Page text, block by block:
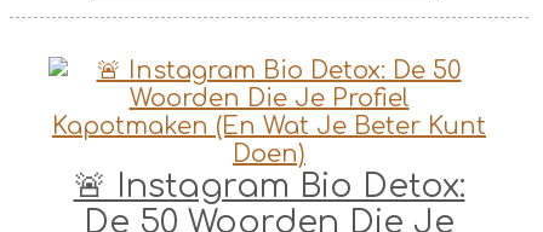
🚨 Instagram Bio Detox:
De 50 Woorden Die Je